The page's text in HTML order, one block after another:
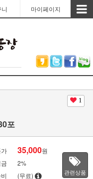
마이페이지
1
포
35,000원
2%
(무료) 관련상품